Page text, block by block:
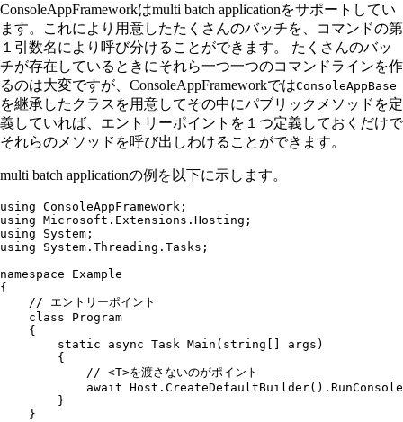
ConsoleAppFrameworkはmulti batch applicationをサポートしてい
ます。これにより用意したたくさんのバッチを、コマンドの第
１引数名により呼び分けることができます。 たくさんのバッ
チが存在しているときにそれら一つ一つのコマンドラインを作
るのは大変ですが、ConsoleAppFrameworkではConsoleAppBase
を継承したクラスを用意してその中にパブリックメソッドを定
義していれば、エントリーポイントを１つ定義しておくだけで
それらのメソッドを呼び出しわけることができます。
multi batch applicationの例を以下に示します。
using ConsoleAppFramework ;
using Microsoft . Extensions . Hosting ;
using System ;
using System . Threading . Tasks ;
namespace Example
{
    // エントリーポイント
    class
Program
    {
        static
async Task Main ( string [] args)
        {
            // <T>を渡さないのがポイント
            await
Host . CreateDefaultBuilder() .
        }
    }